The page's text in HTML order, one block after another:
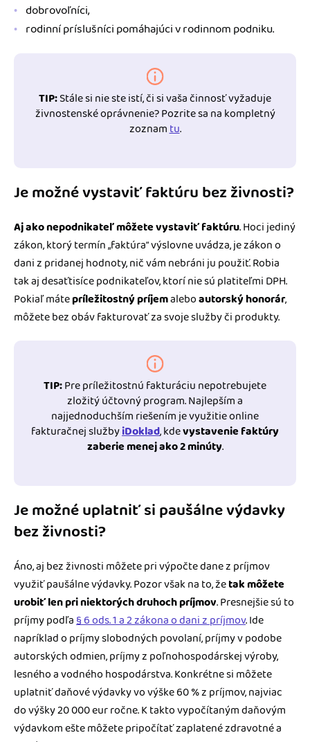
dobrovoľníci,
rodinní príslušníci pomáhajúci v rodinnom podniku.
TIP:Stále si nie ste istí, či si vaša činnosť vyžaduje
živnostenské oprávnenie? Pozrite sa na kompletný
zoznamtu.
Je možné vystaviť faktúru bez živnosti?
Aj ako nepodnikateľ môžete vystaviť faktúru. Hoci jediný
zákon, ktorý termín „faktúra“ výslovne uvádza, je zákon o
dani z pridanej hodnoty, nič vám nebráni ju použiť. Robia
tak aj desaťtisíce podnikateľov, ktorí nie sú platiteľmi DPH.
Pokiaľ mátepríležitostný príjemaleboautorský honorár,
môžete bez obáv fakturovať za svoje služby či produkty.
TIP:Pre príležitostnú fakturáciu nepotrebujete
zložitý účtovný program. Najlepším a
najjednoduchším riešením je využitie online
fakturačnej službyiDoklad, kdevystavenie faktúry
zaberie menej ako 2 minúty.
Je možné uplatniť si paušálne výdavky
bez živnosti?
Áno, aj bez živnosti môžete pri výpočte dane z príjmov
využiť paušálne výdavky. Pozor však na to, žetak môžete
urobiť len pri niektorých druhoch príjmov. Presnejšie sú to
príjmy podľa§ 6 ods. 1 a 2 zákona o dani z príjmov. Ide
napríklad o príjmy slobodných povolaní, príjmy v podobe
autorských odmien, príjmy z poľnohospodárskej výroby,
lesného a vodného hospodárstva. Konkrétne si môžete
uplatniť daňové výdavky vo výške 60 % z príjmov, najviac
do výšky 20 000 eur ročne. K takto vypočítaným daňovým
výdavkom ešte môžete pripočítať zaplatené zdravotné a